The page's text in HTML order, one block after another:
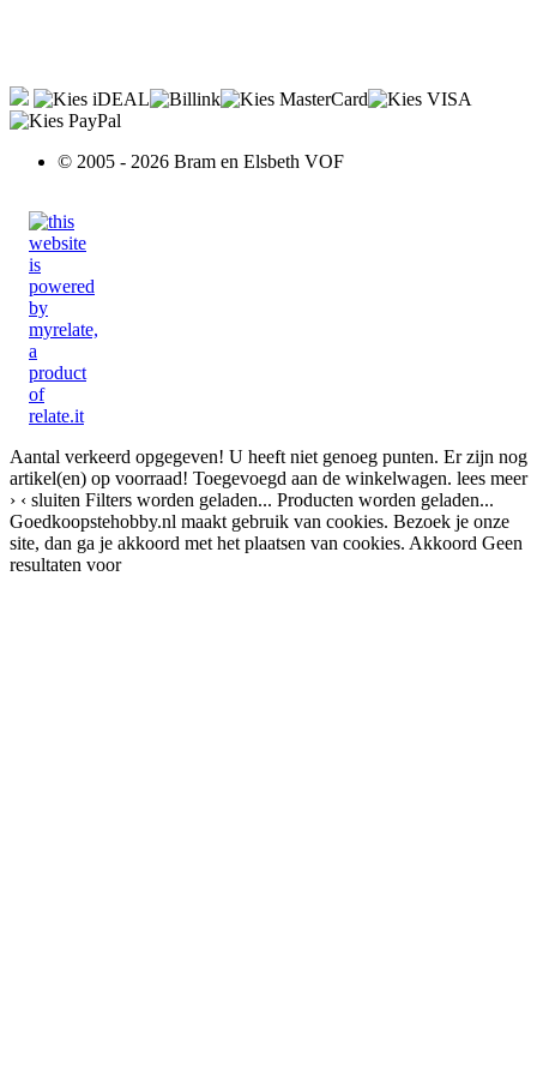
© 2005 - 2026 Bram en Elsbeth VOF
Aantal verkeerd opgegeven! U heeft niet genoeg punten. Er zijn nog
artikel(en) op voorraad! Toegevoegd aan de winkelwagen. lees meer
› ‹ sluiten Filters worden geladen... Producten worden geladen...
Goedkoopstehobby.nl maakt gebruik van cookies. Bezoek je onze
site, dan ga je akkoord met het plaatsen van cookies. Akkoord Geen
resultaten voor